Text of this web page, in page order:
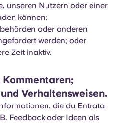
unseren Nutzern oder einer
können;
oder anderen
werden; oder
Zeit inaktiv.
Kommentaren;
Verhaltensweisen.
die du Entrata
Feedback oder Ideen als